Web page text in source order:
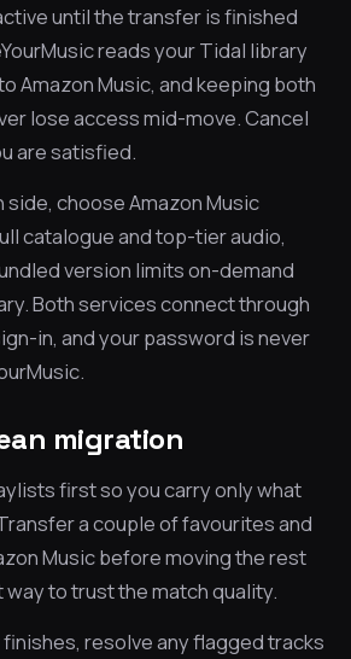
until the transfer is finished
reads your Tidal library
Amazon Music, and keeping both
lose access mid-move. Cancel
are satisfied.
choose Amazon Music
catalogue and top-tier audio,
version limits on-demand
Both services connect through
in, and your password is never
migration
first so you carry only what
a couple of favourites and
Music before moving the rest
to trust the match quality.
resolve any flagged tracks